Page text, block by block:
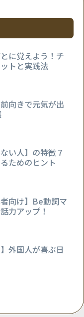
に覚えよう！チ
トと実践法
向きで元気が出
い人】の特徴７
ためのヒント
向け】Be動詞マ
力アップ！
外国人が喜ぶ日